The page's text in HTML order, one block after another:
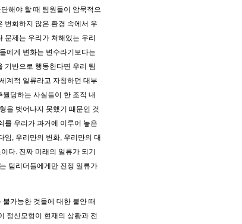
해야 할 때 팀원들이 암묵적으
변화하지 않은 환경 속에서 우
문제는 우리가 처해있는 우리
에게 변화는 변수라기보다는
기반으로 행동한다면 우리 팀
계적 일류라고 자칭하던 대부
당하는 사실들이 한 조직 내
을 벗어나지 못했기 때문인 것
를 우리가 과거에 이루어 놓은
임, 우리만의 변화, 우리만의 대
다. 진짜 미래의 일류가 되기
팀리더들에게만 진정 일류가
가능한 것들에 대한 불안 때
정신모형이 현재의 상황과 전